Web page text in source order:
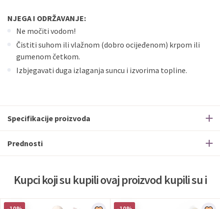
NJEGA I ODRŽAVANJE:
Ne močiti vodom!
Čistiti suhom ili vlažnom (dobro ocijeđenom) krpom ili
gumenom četkom.
Izbjegavati duga izlaganja suncu i izvorima topline.
Specifikacije proizvoda
Prednosti
Kupci koji su kupili ovaj proizvod kupili su i